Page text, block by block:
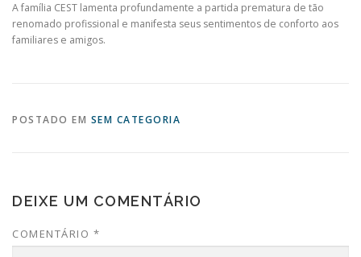
A família CEST lamenta profundamente a partida prematura de tão
renomado profissional e manifesta seus sentimentos de conforto aos
familiares e amigos.
POSTADO EM SEM CATEGORIA
DEIXE UM COMENTÁRIO
COMENTÁRIO *